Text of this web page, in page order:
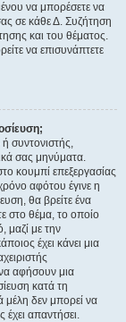
να μπορέσετε να
σε κάθε Δ. Συζήτηση
και του θέματος.
να επισυνάπτετε
συντονιστής,
σας μηνύματα.
κουμπί επεξεργασίας
αφότου έγινε η
θα βρείτε ένα
στο θέμα, το οποίο
μαζί με την
έχει κάνει μια
αφήσουν μια
κατά τη
μέλη δεν μπορεί να
απαντήσει.